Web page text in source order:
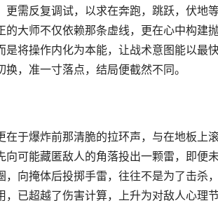
需反复调试，以求在奔跑，跳跃，伏地
大师不仅依赖那条虚线，更在心中构建
将操作内化为本能，让战术意图能以最
，准一寸落点，结局便截然不同。
于爆炸前那清脆的拉环声，与在地板上
可能藏匿敌人的角落投出一颗雷，即便
向掩体后投掷手雷，往往不是为了击杀
已超越了伤害计算，上升为对敌人心理